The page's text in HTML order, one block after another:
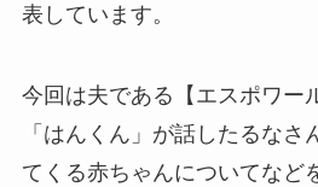
表しています。
今回は夫である【エスポワー
「はんくん」が話したるなさ
てくる赤ちゃんについてなど